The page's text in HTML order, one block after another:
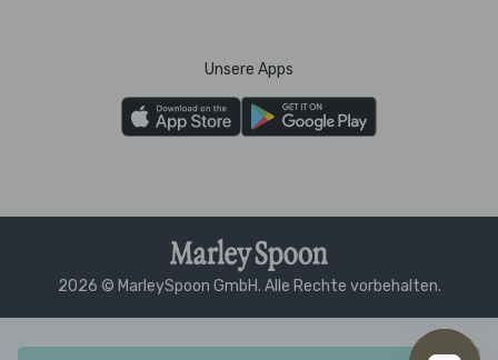
Unsere Apps
2026 © MarleySpoon GmbH. Alle Rechte vorbehalten.